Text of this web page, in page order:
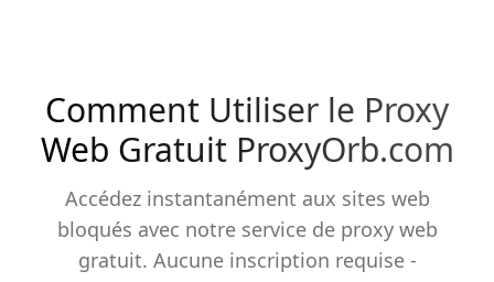
Comment Utiliser le Proxy
Web Gratuit ProxyOrb.com
Accédez instantanément aux sites web
bloqués avec notre service de proxy web
gratuit. Aucune inscription requise -